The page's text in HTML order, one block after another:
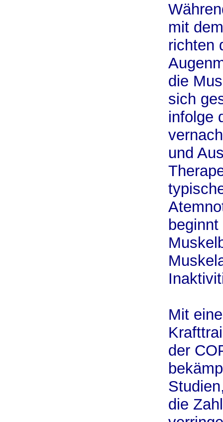
mit
richten
die
sich
infolge
und
Mit
der
die